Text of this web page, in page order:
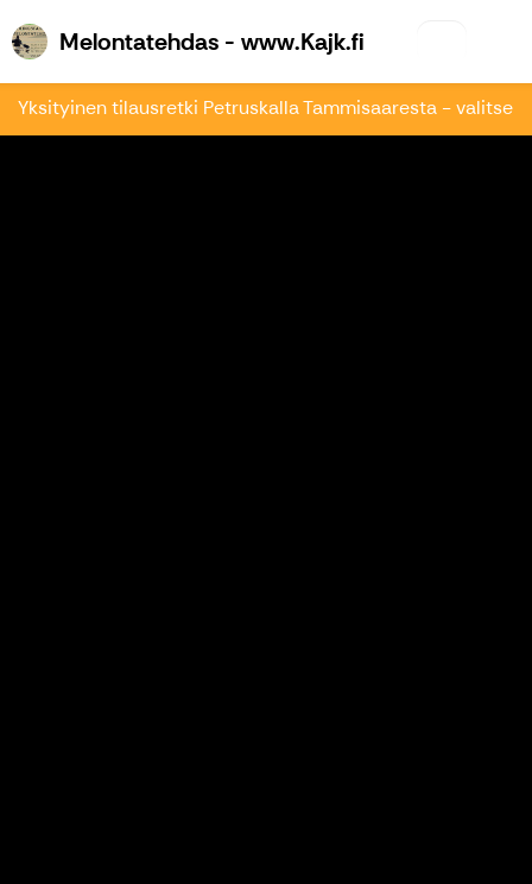
Melontatehdas - www.Kajk.fi
Yksityinen tilausretki Petruskalla Tammisaaresta - valitse